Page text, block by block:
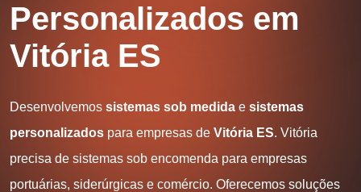
Personalizados em
Vitória ES
Desenvolvemos sistemas sob medida e sistemas
personalizados para empresas de Vitória ES. Vitória
precisa de sistemas sob encomenda para empresas
portuárias, siderúrgicas e comércio. Oferecemos soluções